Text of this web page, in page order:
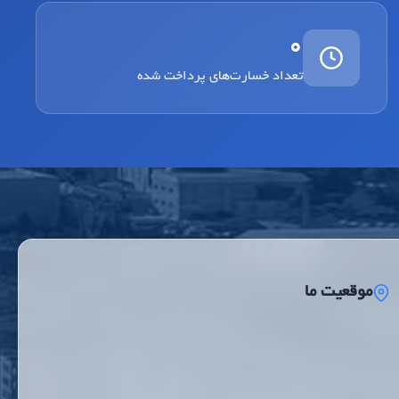
0
تعداد خسارت‌های پرداخت شده
موقعیت ما